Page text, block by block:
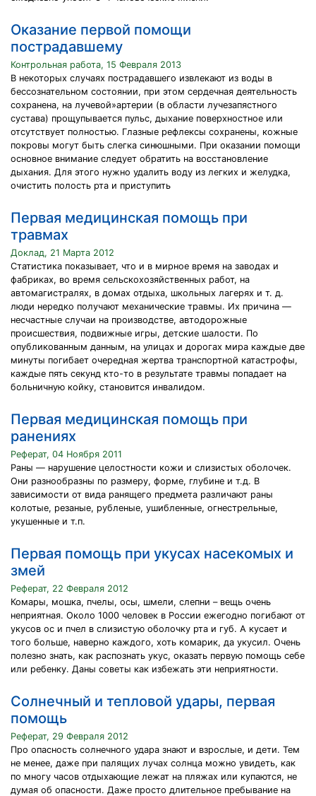
Оказание первой помощи
пострадавшему
Контрольная работа, 15 Февраля 2013
В некоторых случаях пострадавшего извлекают из воды в
бессознательном состоянии, при этом сердечная деятельность
сохранена, на лучевой»артерии (в области лучезапястного
сустава) прощупывается пульс, дыхание поверхностное или
отсутствует полностью. Глазные рефлексы сохранены, кожные
покровы могут быть слегка синюшными. При оказании помощи
основное внимание следует обратить на восстановление
дыхания. Для этого нужно удалить воду из легких и желудка,
очистить полость рта и приступить
Первая медицинская помощь при
травмах
Доклад, 21 Марта 2012
Статистика показывает, что и в мирное время на за­водах и
фабриках, во время сельскохозяйственных работ, на
автомагистралях, в домах отдыха, школьных лагерях и т. д.
люди нередко получают механические травмы. Их причина —
несчастные случаи на производстве, автодо­рожные
происшествия, подвижные игры, детские ша­лости. По
опубликованным данным, на улицах и дорогах мира каждые две
минуты погибает очередная жертва транспортной катастрофы,
каждые пять секунд кто-то в результате травмы попадает на
больничную койку, ста­новится инвалидом.
Первая медицинская помощь при
ранениях
Реферат, 04 Ноября 2011
Раны — нарушение целостности кожи и слизистых оболочек.
Они разнообразны по размеру, форме, глубине и т.д. В
зависимости от вида ранящего предмета различают раны
колотые, резаные, рубленые, ушибленные, огнестрельные,
укушенные и т.п.
Первая помощь при укусах насекомых и
змей
Реферат, 22 Февраля 2012
Комары, мошка, пчелы, осы, шмели, слепни – вещь очень
неприятная. Около 1000 человек в России ежегодно погибают от
укусов ос и пчел в слизистую оболочку рта и губ. А кусает и
того больше, наверно каждого, хоть комарик, да укусил. Очень
полезно знать, как распознать укус, оказать первую помощь себе
или ребенку. Даны советы как избежать эти неприятности.
Солнечный и тепловой удары, первая
помощь
Реферат, 29 Февраля 2012
Про опасность солнечного удара знают и взрослые, и дети. Тем
не менее, даже при палящих лучах солнца можно увидеть, как
по многу часов отдыхающие лежат на пляжах или купаются, не
думая об опасности. Даже просто длительное пребывание на